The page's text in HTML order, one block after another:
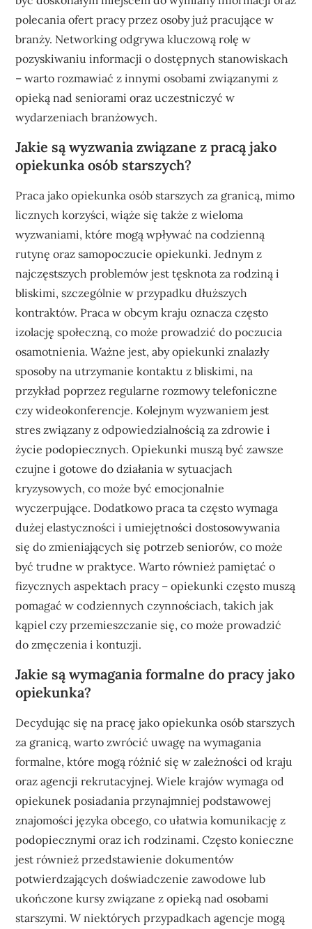
polecania ofert pracy przez osoby już pracujące w
branży. Networking odgrywa kluczową rolę w
pozyskiwaniu informacji o dostępnych stanowiskach
– warto rozmawiać z innymi osobami związanymi z
opieką nad seniorami oraz uczestniczyć w
wydarzeniach branżowych.
Jakie są wyzwania związane z pracą jako
opiekunka osób starszych?
Praca jako opiekunka osób starszych za granicą, mimo
licznych korzyści, wiąże się także z wieloma
wyzwaniami, które mogą wpływać na codzienną
rutynę oraz samopoczucie opiekunki. Jednym z
najczęstszych problemów jest tęsknota za rodziną i
bliskimi, szczególnie w przypadku dłuższych
kontraktów. Praca w obcym kraju oznacza często
izolację społeczną, co może prowadzić do poczucia
osamotnienia. Ważne jest, aby opiekunki znalazły
sposoby na utrzymanie kontaktu z bliskimi, na
przykład poprzez regularne rozmowy telefoniczne
czy wideokonferencje. Kolejnym wyzwaniem jest
stres związany z odpowiedzialnością za zdrowie i
życie podopiecznych. Opiekunki muszą być zawsze
czujne i gotowe do działania w sytuacjach
kryzysowych, co może być emocjonalnie
wyczerpujące. Dodatkowo praca ta często wymaga
dużej elastyczności i umiejętności dostosowywania
się do zmieniających się potrzeb seniorów, co może
być trudne w praktyce. Warto również pamiętać o
fizycznych aspektach pracy – opiekunki często muszą
pomagać w codziennych czynnościach, takich jak
kąpiel czy przemieszczanie się, co może prowadzić
do zmęczenia i kontuzji.
Jakie są wymagania formalne do pracy jako
opiekunka?
Decydując się na pracę jako opiekunka osób starszych
za granicą, warto zwrócić uwagę na wymagania
formalne, które mogą różnić się w zależności od kraju
oraz agencji rekrutacyjnej. Wiele krajów wymaga od
opiekunek posiadania przynajmniej podstawowej
znajomości języka obcego, co ułatwia komunikację z
podopiecznymi oraz ich rodzinami. Często konieczne
jest również przedstawienie dokumentów
potwierdzających doświadczenie zawodowe lub
ukończone kursy związane z opieką nad osobami
starszymi. W niektórych przypadkach agencje mogą